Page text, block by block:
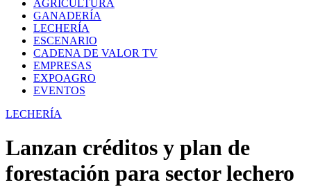
AGRICULTURA
GANADERÍA
LECHERÍA
ESCENARIO
CADENA DE VALOR TV
EMPRESAS
EXPOAGRO
EVENTOS
LECHERÍA
Lanzan créditos y plan de
forestación para sector lechero